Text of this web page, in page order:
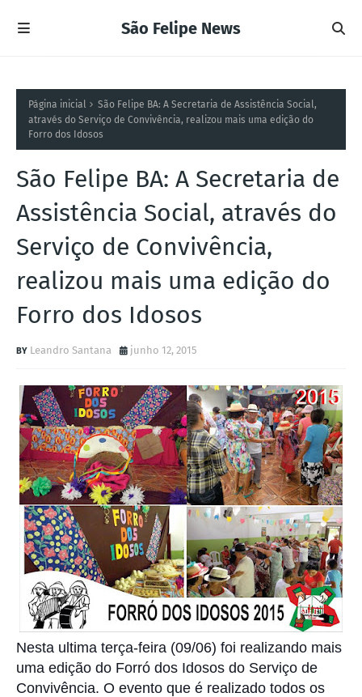
São Felipe News
Página inicial
São Felipe BA: A Secretaria de Assistência Social,
através do Serviço de Convivência, realizou mais uma edição do
Forro dos Idosos
São Felipe BA: A Secretaria de
Assistência Social, através do
Serviço de Convivência,
realizou mais uma edição do
Forro dos Idosos
Leandro Santana junho 12, 2015
Nesta ultima terça-feira (09/06) foi realizando mais
uma edição do Forró dos Idosos do Serviço de
Convivência. O evento que é realizado todos os